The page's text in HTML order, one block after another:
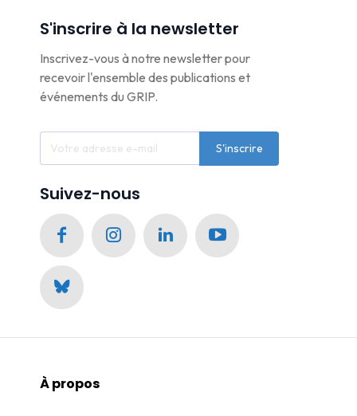
S'inscrire à la newsletter
Inscrivez-vous à notre newsletter pour
recevoir l'ensemble des publications et
événements du GRIP.
S'inscrire
Suivez-nous
À propos